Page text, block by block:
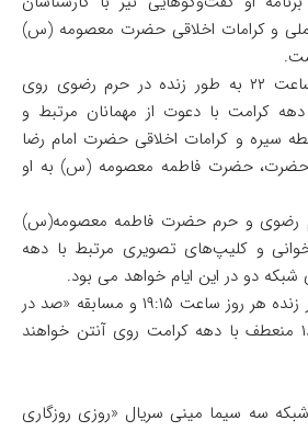
و کرامات اخلاقی حضرت معصومه (س)
برنامه «پناه» هر شب ساعت ۲۲ به طور زنده در حرم رضوی روی
کرامت با دعوت از مهمانان مرتبط و
سیره و کرامات اخلاقی حضرت امام رضا
حضرت فاطمه معصومه (س) به او
رضوی و حرم حضرت فاطمه معصومه(س)
و کلیپ‌های تصویری مرتبط با دهه
شبکه دو در این ایام خواهد می بود.
برنامه «بیا وسط» به طور زنده هر روز ساعت ۱۹:۱۵ و مسابقه «صد در
صد» هر روز ساعت ۱۸:۴۰ منعطف با دهه کرامت روی آنتن خواهند
سه سیما مینی سریال «روزی روزگاری